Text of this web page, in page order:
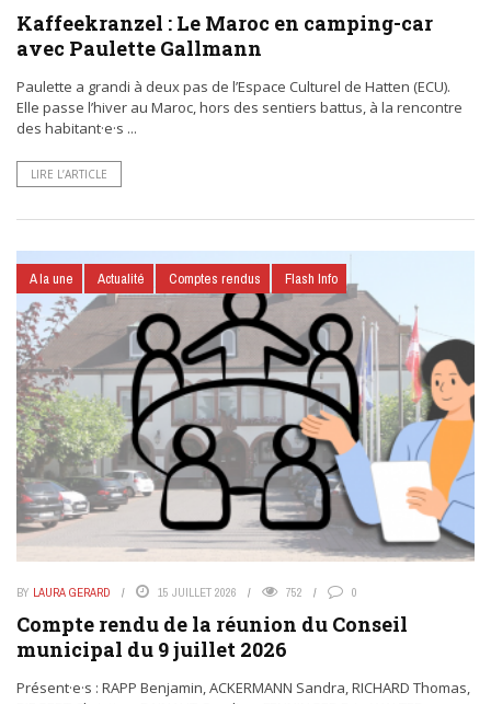
Kaffeekranzel : Le Maroc en camping-car
avec Paulette Gallmann
Paulette a grandi à deux pas de l’Espace Culturel de Hatten (ECU).
Elle passe l’hiver au Maroc, hors des sentiers battus, à la rencontre
des habitant·e·s ...
LIRE L’ARTICLE
A la une Actualité Comptes rendus Flash Info
BY LAURA GERARD 15 JUILLET 2026 752 0
Compte rendu de la réunion du Conseil
municipal du 9 juillet 2026
Présent·e·s : RAPP Benjamin, ACKERMANN Sandra, RICHARD Thomas,